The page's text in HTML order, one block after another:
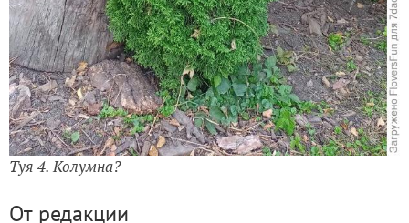
Туя 4. Колумна?
От редакции